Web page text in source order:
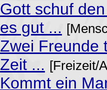
Gott schuf
es gut ...
Zwei Freunde
Zeit ... [Freizeit/
Kommt ein